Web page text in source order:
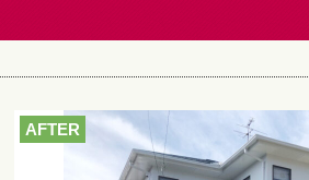
AFTER